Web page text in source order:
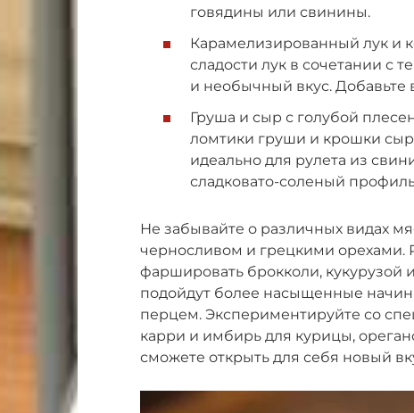
говядины или свинины.
Карамелизированный лук и
сладости лук в сочетании с
и необычный вкус. Добавьте
Груша и сыр с голубой
ломтики груши и крошки
идеально для рулета из
сладковато-соленый
Не забывайте о различных видах
черносливом и грецкими
фаршировать брокколи, кукурузой
подойдут более насыщенные
перцем. Экспериментируйте со
карри и имбирь для курицы,
сможете открыть для себя новый